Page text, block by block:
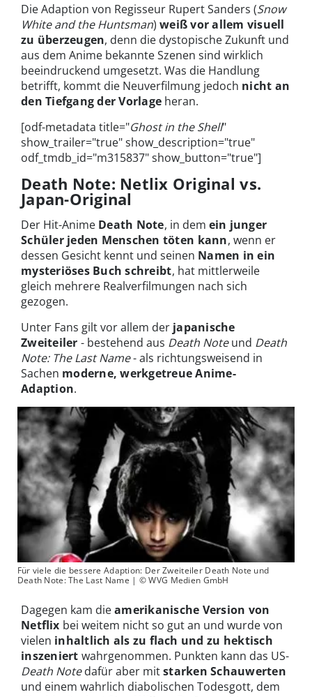
Die Adaption von Regisseur Rupert Sanders (Snow
White and the Huntsman) weiß vor allem visuell
zu überzeugen, denn die dystopische Zukunft und
aus dem Anime bekannte Szenen sind wirklich
beeindruckend umgesetzt. Was die Handlung
betrifft, kommt die Neuverfilmung jedoch nicht an
den Tiefgang der Vorlage heran.
[odf-metadata title="Ghost in the Shell"
show_trailer="true" show_description="true"
odf_tmdb_id="m315837" show_button="true"]
Death Note: Netlix Original vs.
Japan-Original
Der Hit-Anime Death Note, in dem ein junger
Schüler jeden Menschen töten kann, wenn er
dessen Gesicht kennt und seinen Namen in ein
mysteriöses Buch schreibt, hat mittlerweile
gleich mehrere Realverfilmungen nach sich
gezogen.
Unter Fans gilt vor allem der japanische
Zweiteiler - bestehend aus Death Noteund Death
Note: The Last Name- als richtungsweisend in
Sachen moderne, werkgetreue Anime-
Adaption.
Für viele die bessere Adaption: Der Zweiteiler Death Note und
Death Note: The Last Name | © WVG Medien GmbH
Dagegen kam dieamerikanische Version von
Netflix bei weitem nicht so gut an und wurde von
vielen inhaltlich als zu flach und zu hektisch
inszeniert wahrgenommen. Punkten kann das US-
Death Notedafür aber mitstarken Schauwerten
und einem wahrlich diabolischen Todesgott, dem